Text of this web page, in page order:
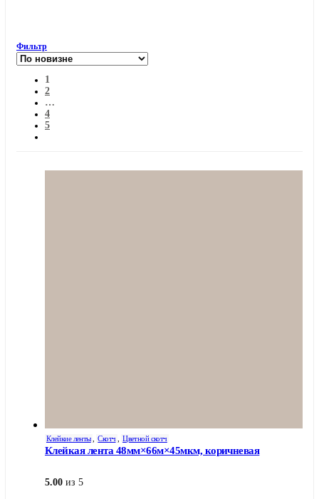
Фильтр
1
2
…
4
5
Клейкие ленты, Скотч , Цветной скотч
Клейкая лента 48мм×66м×45мкм, коричневая
5.00 из 5